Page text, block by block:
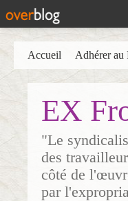
EX
"Le
des
côté de
par
Accueil Adhérer au